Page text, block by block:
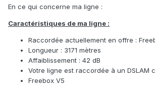
En ce qui concerne ma ligne :
Caractéristiques de ma ligne :
Raccordée actuellement en offre :
Longueur : 3171 mètres
Affaiblissement : 42 dB
Votre ligne est raccordée à un DSLAM
Freebox V5